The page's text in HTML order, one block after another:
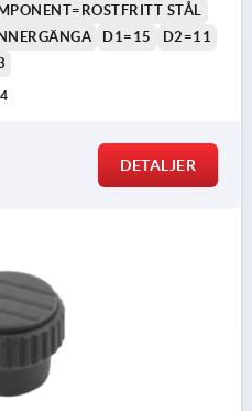
STÅL
D1=15
D2=11
DETALJER